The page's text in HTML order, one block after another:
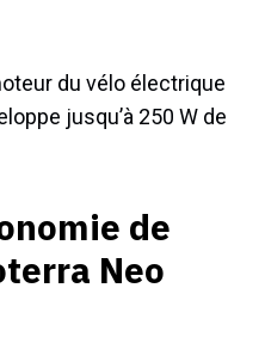
du vélo électrique
jusqu’à 250 W de
de
Neo